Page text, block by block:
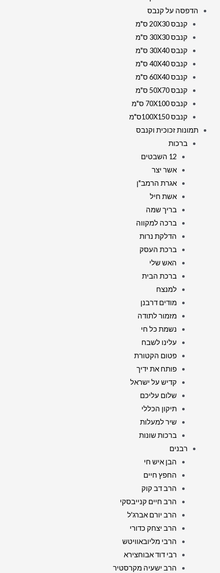
הדפסה על קנבס
קנבס 20X30 ס"מ
קנבס 30X30 ס"מ
קנבס 30X40 ס"מ
קנבס 40X40 ס"מ
קנבס 60X40 ס"מ
קנבס 50X70 ס"מ
קנבס 70X100 ס"מ
קנבס 100X150ס"מ
תמונות זכוכית וקנבס
ברכות
12 השבטים
אשר יצר
אגרת הרמב"ן
אשת חיל
בריך שמה
ברכה למקווה
הדלקת נרות
ברכת העסק
האש שלי
ברכת הבית
למנצח
מודים דרבנן
מזמור לתודה
נשמת כל חי
עלינו לשבח
פטום הקטורת
פותח את ידיך
קדיש על ישראל
שלום עליכם
תיקון הכללי
שיר למעלות
ברכות שונות
רבנים
הבן איש חי
החפץ חיים
הרב דב קוק
הרב חיים קנייבסקי
הרב יורם אברג'ל
הרב יצחק כדורי
הרבי מליובאוויטש
רבי דוד אבוחצירא
הרב ישעיה מקרסטיר